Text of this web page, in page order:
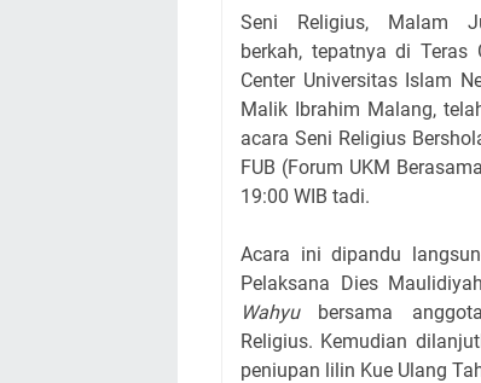
Seni Religius, Malam
berkah, tepatnya di Teras
Center Universitas Islam
Malik Ibrahim Malang,
acara Seni Religius
FUB (Forum UKM
19:00 WIB tadi.
Acara ini dipandu
Pelaksana Dies
Wahyubersama
Religius. Kemudian
peniupan lilin Kue Ulang